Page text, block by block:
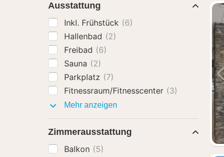
Ausstattung
Inkl. Frühstück (6)
Hallenbad (2)
Freibad (6)
Sauna (2)
Parkplatz (7)
Fitnessraum/Fitnesscenter (3)
Mehr anzeigen
Zimmerausstattung
Balkon (5)